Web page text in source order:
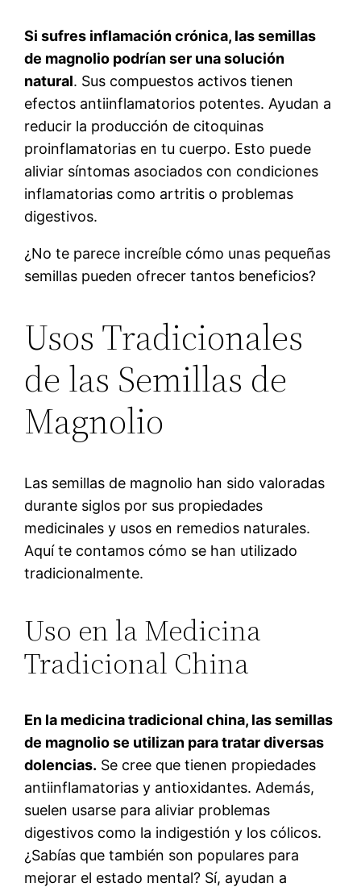
Si sufres inflamación crónica, las semillas
de magnolio podrían ser una solución
natural. Sus compuestos activos tienen
efectos antiinflamatorios potentes. Ayudan a
reducir la producción de citoquinas
proinflamatorias en tu cuerpo. Esto puede
aliviar síntomas asociados con condiciones
inflamatorias como artritis o problemas
digestivos.
¿No te parece increíble cómo unas pequeñas
semillas pueden ofrecer tantos beneficios?
Usos Tradicionales
de las Semillas de
Magnolio
Las semillas de magnolio han sido valoradas
durante siglos por sus propiedades
medicinales y usos en remedios naturales.
Aquí te contamos cómo se han utilizado
tradicionalmente.
Uso en la Medicina
Tradicional China
En la medicina tradicional china, las semillas
de magnolio se utilizan para tratar diversas
dolencias. Se cree que tienen propiedades
antiinflamatorias y antioxidantes. Además,
suelen usarse para aliviar problemas
digestivos como la indigestión y los cólicos.
¿Sabías que también son populares para
mejorar el estado mental? Sí, ayudan a